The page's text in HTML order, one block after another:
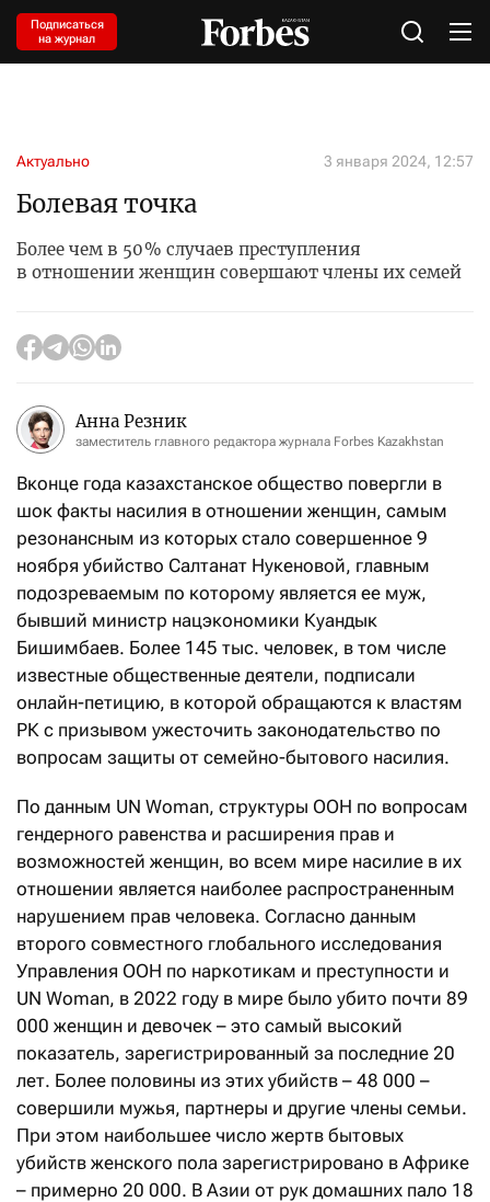
Подписаться
на журнал
Актуально 3 января 2024, 12:57
Болевая точка
Более чем в 50 % случаев преступления
в отношении женщин совершают члены их семей
Анна Резник
заместитель главного редактора журнала Forbes Kazakhstan
Вконце года казахстанское общество повергли в
шок факты насилия в отношении женщин, самым
резонансным из которых стало совершенное 9
ноября убийство Салтанат Нукеновой, главным
подозреваемым по которому является ее муж,
бывший министр нацэкономики Куандык
Бишимбаев. Более 145 тыс. человек, в том числе
известные общественные деятели, подписали
онлайн-петицию, в которой обращаются к властям
РК с призывом ужесточить законодательство по
вопросам защиты от семейно-бытового насилия.
По данным UN Woman, структуры ООН по вопросам
гендерного равенства и расширения прав и
возможностей женщин, во всем мире насилие в их
отношении является наиболее распространенным
нарушением прав человека. Согласно данным
второго совместного глобального исследования
Управления ООН по наркотикам и преступности и
UN Woman, в 2022 году в мире было убито почти 89
000 женщин и девочек – это самый высокий
показатель, зарегистрированный за последние 20
лет. Более половины из этих убийств – 48 000 –
совершили мужья, партнеры и другие члены семьи.
При этом наибольшее число жертв бытовых
убийств женского пола зарегистрировано в Африке
– примерно 20 000. В Азии от рук домашних пало 18